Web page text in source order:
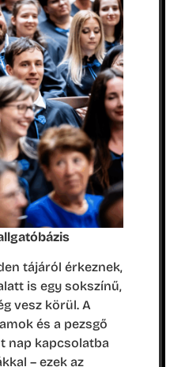
tájáról érkeznek,
is egy sokszínű,
vesz körül. A
és a pezsgő
nap kapcsolatba
– ezek az